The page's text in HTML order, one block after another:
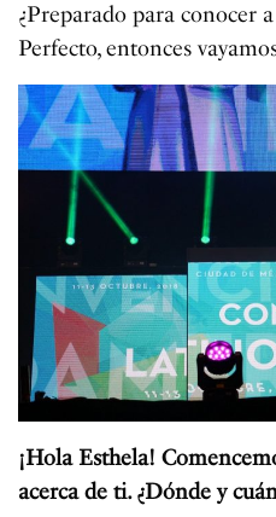
¿Preparado para conocer
Perfecto, entonces
¡Hola Esthela!
acerca de ti. ¿Dónde y